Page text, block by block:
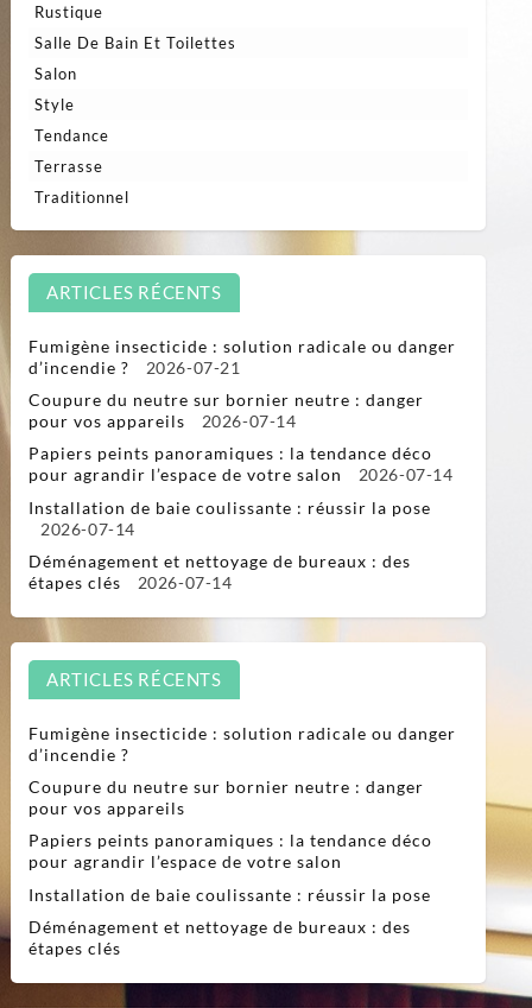
Rustique
Salle De Bain Et Toilettes
Salon
Style
Tendance
Terrasse
Traditionnel
ARTICLES RÉCENTS
Fumigène insecticide : solution radicale ou danger
d’incendie ?
2026-07-21
Coupure du neutre sur bornier neutre : danger
pour vos appareils
2026-07-14
Papiers peints panoramiques : la tendance déco
pour agrandir l’espace de votre salon
2026-07-14
Installation de baie coulissante : réussir la pose
2026-07-14
Déménagement et nettoyage de bureaux : des
étapes clés
2026-07-14
ARTICLES RÉCENTS
Fumigène insecticide : solution radicale ou danger
d’incendie ?
Coupure du neutre sur bornier neutre : danger
pour vos appareils
Papiers peints panoramiques : la tendance déco
pour agrandir l’espace de votre salon
Installation de baie coulissante : réussir la pose
Déménagement et nettoyage de bureaux : des
étapes clés